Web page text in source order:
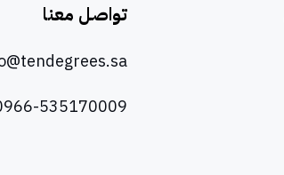
تواصل معنا
535170009